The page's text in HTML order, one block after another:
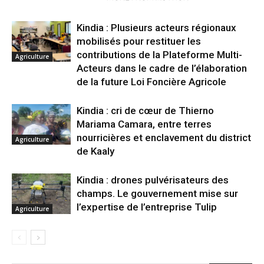
Agriculture
Kindia : Plusieurs acteurs régionaux
mobilisés pour restituer les
contributions de la Plateforme Multi-
Acteurs dans le cadre de l’élaboration
de la future Loi Foncière Agricole
Agriculture
Kindia : cri de cœur de Thierno
Mariama Camara, entre terres
nourricières et enclavement du district
de Kaaly
Agriculture
Kindia : drones pulvérisateurs des
champs. Le gouvernement mise sur
l’expertise de l’entreprise Tulip